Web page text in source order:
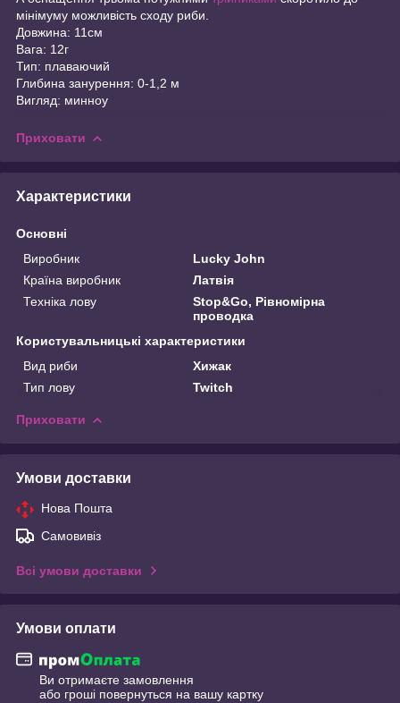
мінімуму можливість сходу риби.
Довжина: 11см
Вага: 12г
Тип: плаваючий
Глибина занурення: 0-1,2 м
Вигляд: минноу
Приховати
Характеристики
Основні
Виробник
Lucky John
Країна виробник
Латвія
Техніка лову
Stop&Go, Рівномірна
проводка
Користувальницькі характеристики
Вид риби
Хижак
Тип лову
Twitch
Приховати
Умови доставки
Нова Пошта
Самовивіз
Всі умови доставки
Умови оплати
Ви отримаєте замовлення
або гроші повернуться на вашу картку